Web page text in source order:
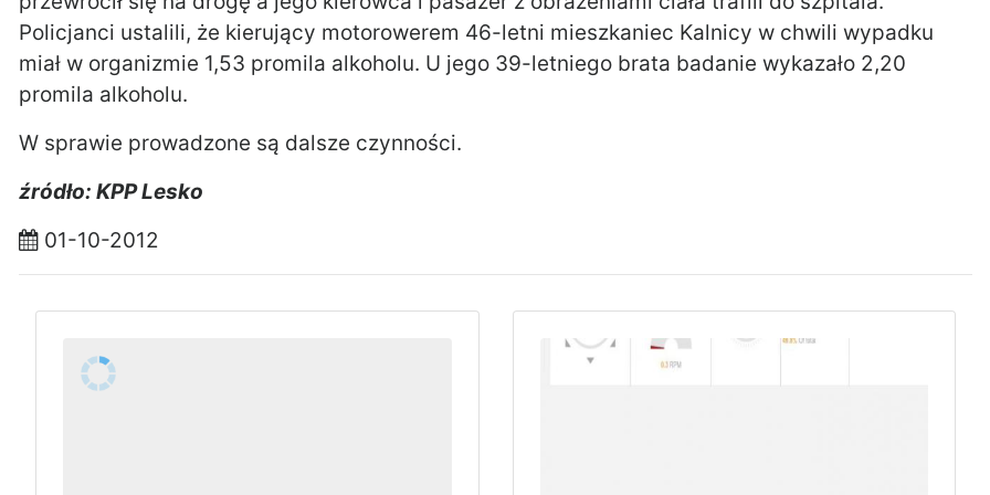
Policjanci ustalili, że kierujący motorowerem 46-letni mieszkaniec Kalnicy w chwili wypadku
miał w organizmie 1,53 promila alkoholu. U jego 39-letniego brata badanie wykazało 2,20
promila alkoholu.
W sprawie prowadzone są dalsze czynności.
źródło: KPP Lesko
01-10-2012